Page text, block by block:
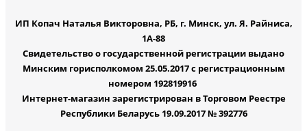
ИП Копач Наталья Викторовна, РБ, г. Минск, ул. Я. Райниса,
1А-88
Свидетельство о государственной регистрации выдано
Минским горисполкомом 25.05.2017 с регистрационным
номером 192819916
Интернет-магазин зарегистрирован в Торговом Реестре
Республики Беларусь 19.09.2017 № 392776